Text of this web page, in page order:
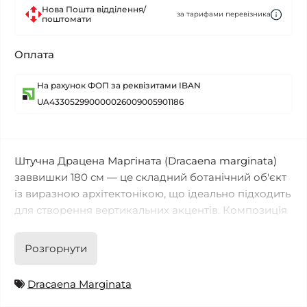
Нова Пошта відділення/
поштомати
за тарифами перевізника
Оплата
На рахунок ФОП за реквізитами IBAN
UA433052990000026009005901186
Штучна Драцена Маргіната (Dracaena marginata)
заввишки 180 см — це складний ботанічний об'єкт
із виразною архітектонікою, що ідеально підходить
для створення вертикальних акцентів. Композиція
основами, які витончено переплітаються біля
об'ємний багаторівневий силует. Кожну вершину
вінчає пишна розетка з вузького, жорсткого
Розгорнути
Dracaena Marginata